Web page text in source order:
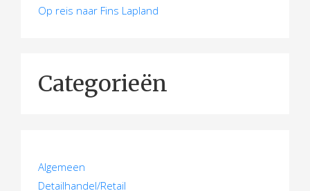
Op reis naar Fins Lapland
Categorieën
Algemeen
Detailhandel/Retail